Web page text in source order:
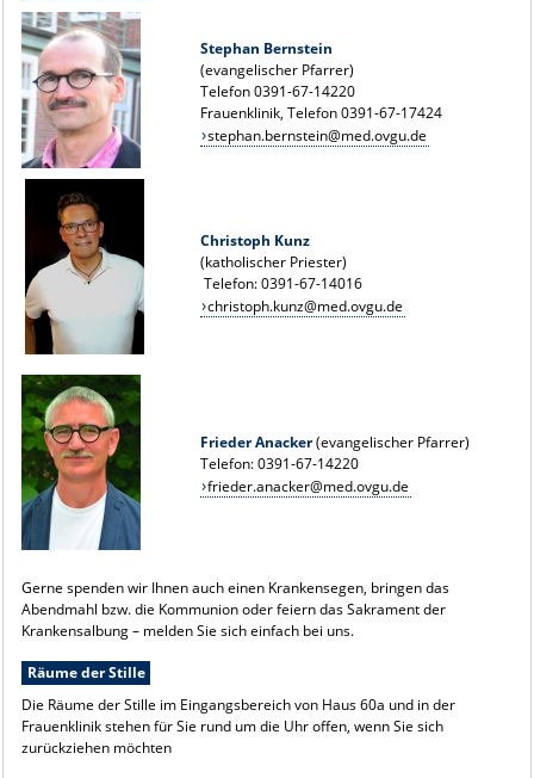
Stephan Bernstein
(evangelischer Pfarrer)
Telefon 0391-67-14220
Frauenklinik, Telefon 0391-67-17424
stephan.bernstein@med.ovgu.de
Christoph Kunz
(katholischer Priester)
Telefon: 0391-67-14016
christoph.kunz@med.ovgu.de
Frieder Anacker(evangelischer Pfarrer)
Telefon: 0391-67-14220
frieder.anacker@med.ovgu.de
Gerne spenden wir Ihnen auch einen Krankensegen, bringen das
Abendmahl bzw. die Kommunion oder feiern das Sakrament der
Krankensalbung – melden Sie sich einfach bei uns.
Räume der Stille
Die Räume der Stille im Eingangsbereich von Haus 60a und in der
Frauenklinik stehen für Sie rund um die Uhr offen, wenn Sie sich
zurückziehen möchten